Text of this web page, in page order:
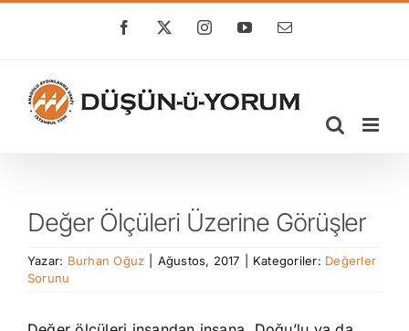
Facebook
X InstagramYouTube
E-
Değer Ölçüleri Üzerine Görüşler
Yazar: Burhan Oğuz Ağustos, 2017 Kategoriler: Değerler
Sorunu